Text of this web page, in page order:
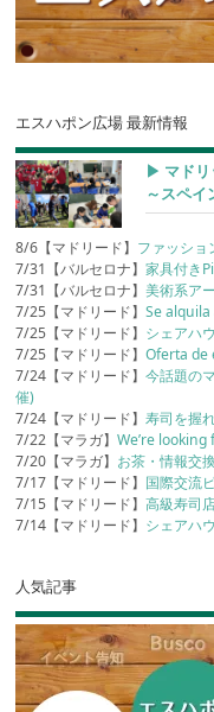
エスハポン広場 最新情報
▶︎ マドリ
～スペイ
8/6【マドリード】 ファッショ
7/31【バルセロナ】家具付き
7/31【バルセロナ】美術系ア
7/25【マドリード】Se
7/25【マドリード】 シェアハ
7/25【マドリード】Oferta de
7/24【マドリード】今話題の
催)
7/24【マドリード】寿司を握
7/22【マラガ】We’re
7/20【マラガ】 お茶・情報交
7/17【マドリード】 国際交流
7/15【マドリード】高級寿司
7/14【マドリード】 シェアハ
人気記事